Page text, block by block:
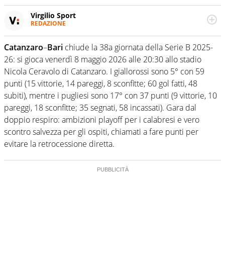
Virgilio Sport
REDAZIONE
appassionato su tutto il mondo dello sport. Calcio,
calciomercato, F1, Motomondiale ma anche tennis,
volley, basket: su Virgilio Sport i tifosi e gli appassionati
sanno che troveranno sempre copertura completa e
zero faziosità. La squadra di Virgilio Sport è formata da
giornalisti ed esperti di sport abili sia nel gioco di
rimessa quando intercettano le notizie e le rilanciano
verso la rete, sia nella costruzione dal basso quando
creano contenuti 100% originali ed esclusivi.
Catanzaro–Bari chiude la 38a giornata della Serie B 2025-
26: si gioca venerdì 8 maggio 2026 alle 20:30 allo stadio
Nicola Ceravolo di Catanzaro. I giallorossi sono 5° con 59
punti (15 vittorie, 14 pareggi, 8 sconfitte; 60 gol fatti, 48
subiti), mentre i pugliesi sono 17° con 37 punti (9 vittorie, 10
pareggi, 18 sconfitte; 35 segnati, 58 incassati). Gara dal
doppio respiro: ambizioni playoff per i calabresi e vero
scontro salvezza per gli ospiti, chiamati a fare punti per
evitare la retrocessione diretta.